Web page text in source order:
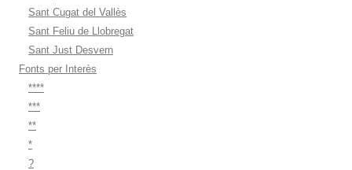
Sant Cugat del Vallès
Sant Feliu de Llobregat
Sant Just Desvern
Fonts per Interès
****
***
**
*
?